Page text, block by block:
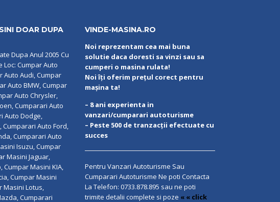
DOAR DUPA
Dupa Anul 2005 Cu
Loc: Cumpar Auto
Auto Audi, Cumpar
Auto BMW, Cumpar
Auto Chrysler,
Cumparari Auto
Auto Dodge,
Cumparari Auto Ford,
Cumparari Auto
Isuzu, Cumpar
Masini Jaguar,
Cumpar Masini KIA,
Cumpar Masini
Masini Lotus,
Cumparari
VINDE-MASINA.RO
Noi reprezentam cea mai buna
solutie daca doresti sa vinzi sau sa
cumperi o masina rulata!
Noi îți oferim prețul corect pentru
mașina ta!
– 8 ani experienta in
vanzari/cumparari autoturisme
– Peste 500 de tranzacții efectuate cu
succes
Pentru Vanzari Autoturisme Sau
Cumparari Autoturisme Ne poti Contacta
La Telefon: 0733.878.895 sau ne poti
trimite detalii complete si poze « « click